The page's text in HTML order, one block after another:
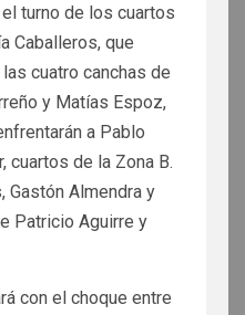
turno de los cuartos
Caballeros, que
cuatro canchas de
y Matías Espoz,
a Pablo
cuartos de la Zona B.
Gastón Almendra y
Patricio Aguirre y
con el choque entre